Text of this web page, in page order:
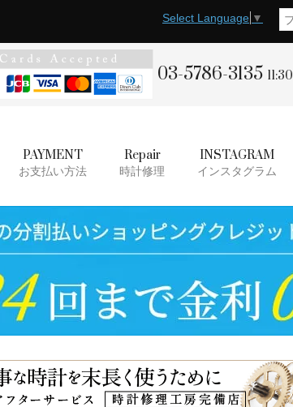
Select Language ▼
03-5786-3135
PAYMENT
お支払い方法
Repair
時計修理
INSTAGRAM
インスタグラム